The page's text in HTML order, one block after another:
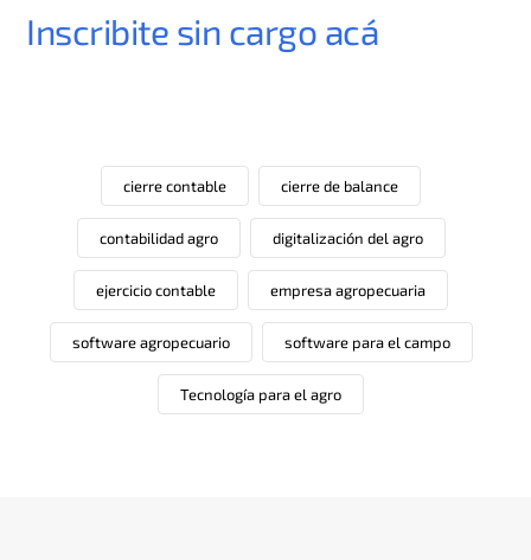
Inscribite sin cargo acá
cierre contable cierre de balance
contabilidad agro digitalización del agro
ejercicio contable empresa agropecuaria
software agropecuario software para el campo
Tecnología para el agro